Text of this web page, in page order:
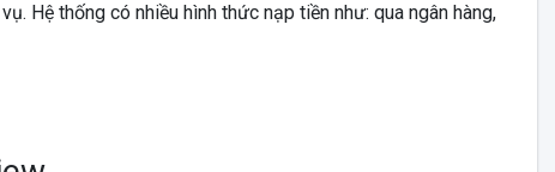
Hệ thống có nhiều hình thức nạp tiền như: qua ngân hàng,